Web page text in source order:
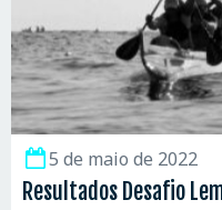
5 de maio de 2022
Resultados Desafio